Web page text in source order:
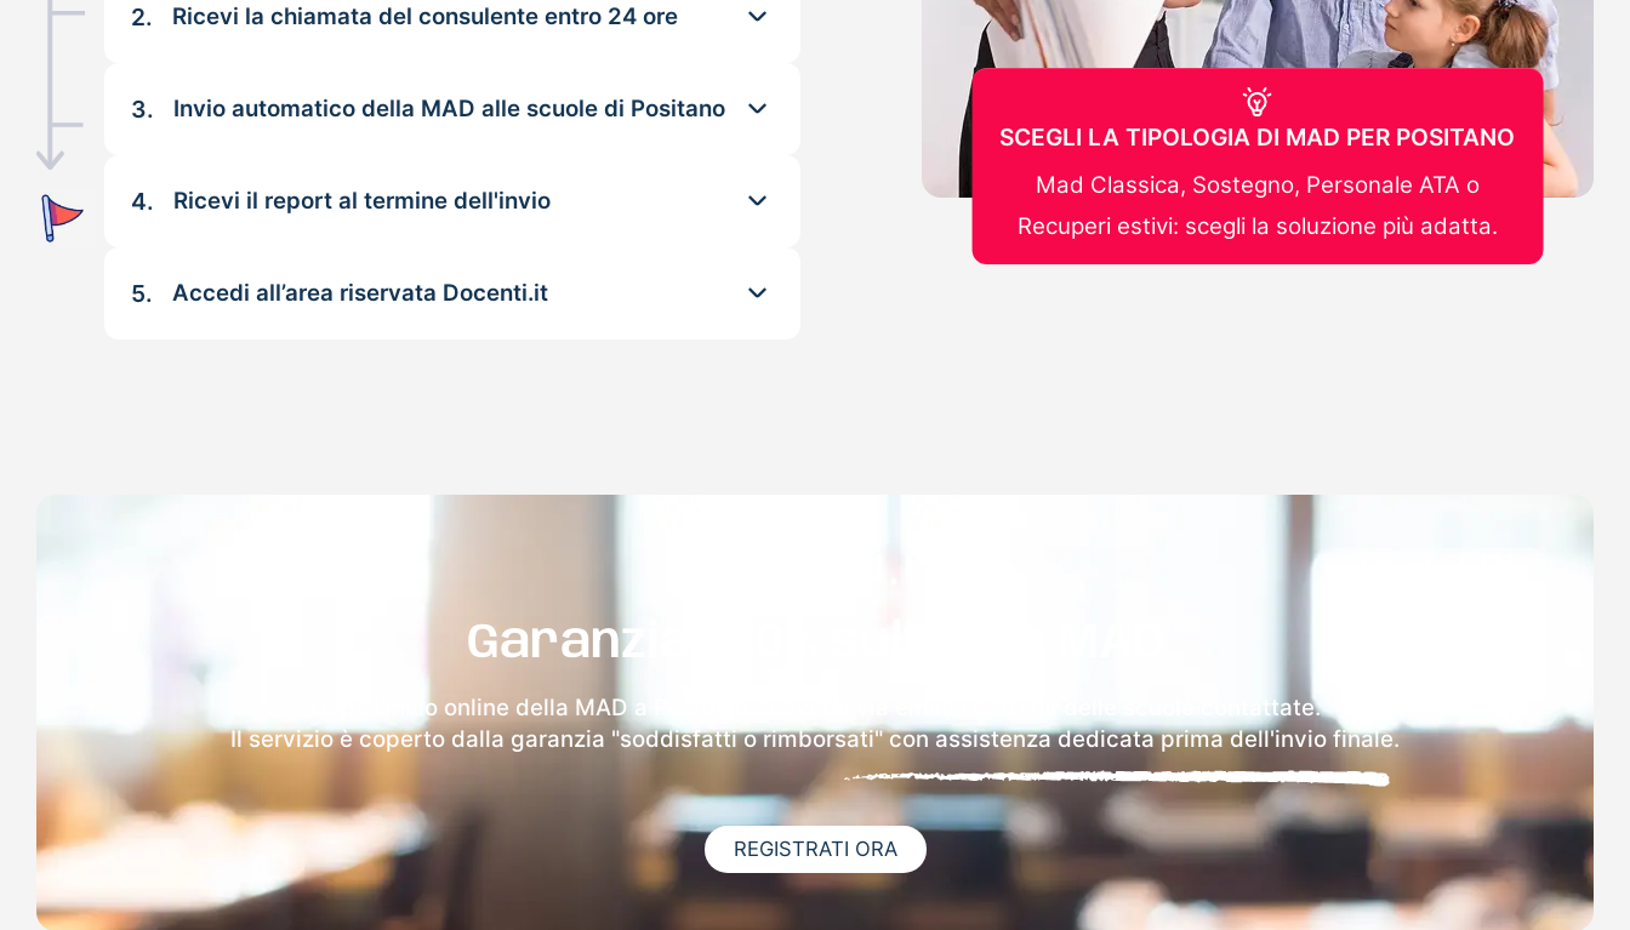
2. Ricevi la chiamata del consulente entro 24 ore
3. Invio automatico della MAD alle scuole di Positano
4. Ricevi il report al termine dell'invio
5. Accedi all’area riservata Docenti.it
SCEGLI LA TIPOLOGIA DI MAD PER POSITANO
Mad Classica, Sostegno, Personale ATA o
Recuperi estivi: scegli la soluzione più adatta.
Garanzia 100% sulla tua MAD
Dopo l'invio online della MAD a Positano riceverai via email i dettagli delle scuole contattate.
Il servizio è coperto dalla garanzia "soddisfatti o rimborsati" con assistenza dedicata prima dell'invio finale.
REGISTRATI ORA